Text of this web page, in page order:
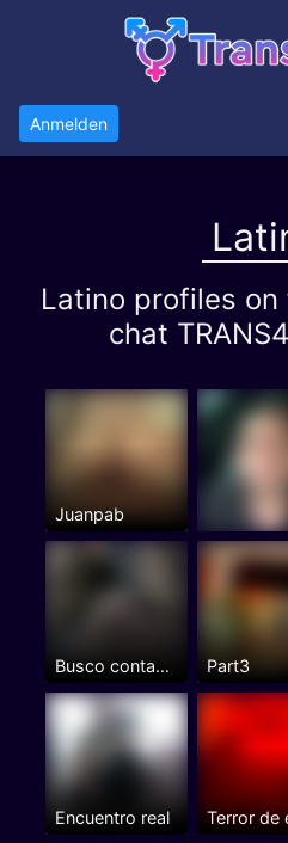
Anmelden
Latino profiles
chat
Juanpab
Busco contactos liberales con... Part3
Encuentro real